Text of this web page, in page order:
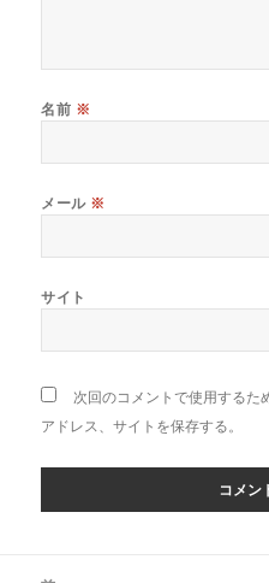
名前 ※
メール ※
サイト
次回のコメントで使用するた
アドレス、サイトを保存する。